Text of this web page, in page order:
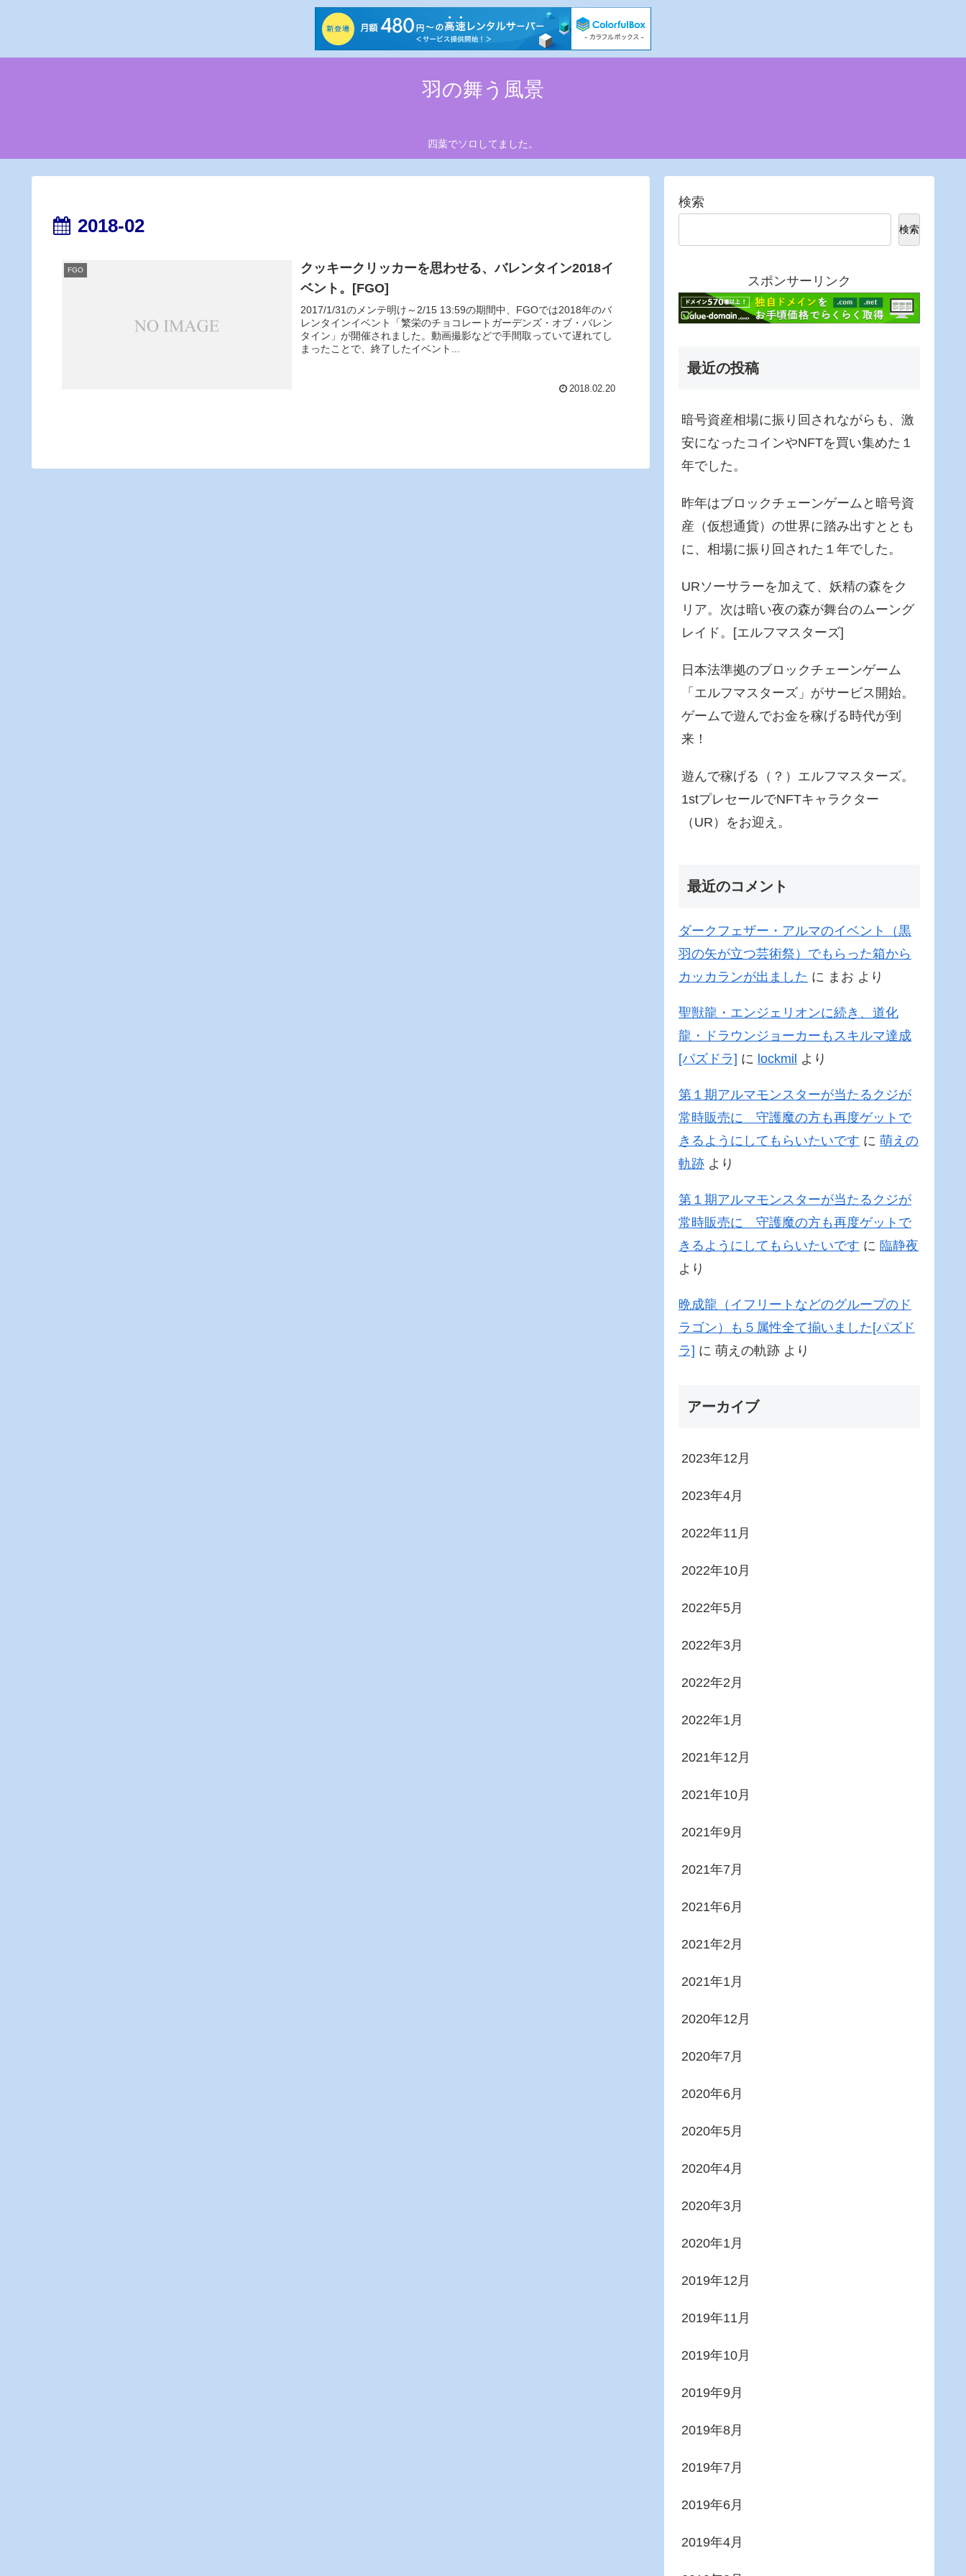
羽の舞う風景
四葉でソロしてました。
2018-02
FGO
クッキークリッカーを思わせる、バレンタイン2018イ
ベント。[FGO]
2017/1/31のメンテ明け～2/15 13:59の期間中、FGOでは2018年のバ
レンタインイベント「繁栄のチョコレートガーデンズ・オブ・バレン
タイン」が開催されました。動画撮影などで手間取っていて遅れてし
まったことで、終了したイベント...
2018.02.20
検索
検索
スポンサーリンク
最近の投稿
暗号資産相場に振り回されながらも、激
安になったコインやNFTを買い集めた１
年でした。
昨年はブロックチェーンゲームと暗号資
産（仮想通貨）の世界に踏み出すととも
に、相場に振り回された１年でした。
URソーサラーを加えて、妖精の森をク
リア。次は暗い夜の森が舞台のムーング
レイド。[エルフマスターズ]
日本法準拠のブロックチェーンゲーム
「エルフマスターズ」がサービス開始。
ゲームで遊んでお金を稼げる時代が到
来！
遊んで稼げる（？）エルフマスターズ。
1stプレセールでNFTキャラクター
（UR）をお迎え。
最近のコメント
ダークフェザー・アルマのイベント（黒
羽の矢が立つ芸術祭）でもらった箱から
カッカランが出ました に まお より
聖獣龍・エンジェリオンに続き、道化
龍・ドラウンジョーカーもスキルマ達成
[パズドラ] に lockmil より
第１期アルマモンスターが当たるクジが
常時販売に 守護魔の方も再度ゲットで
きるようにしてもらいたいです に 萌えの
軌跡 より
第１期アルマモンスターが当たるクジが
常時販売に 守護魔の方も再度ゲットで
きるようにしてもらいたいです に 臨静夜
より
晩成龍（イフリートなどのグループのド
ラゴン）も５属性全て揃いました[パズド
ラ] に 萌えの軌跡 より
アーカイブ
2023年12月
2023年4月
2022年11月
2022年10月
2022年5月
2022年3月
2022年2月
2022年1月
2021年12月
2021年10月
2021年9月
2021年7月
2021年6月
2021年2月
2021年1月
2020年12月
2020年7月
2020年6月
2020年5月
2020年4月
2020年3月
2020年1月
2019年12月
2019年11月
2019年10月
2019年9月
2019年8月
2019年7月
2019年6月
2019年4月